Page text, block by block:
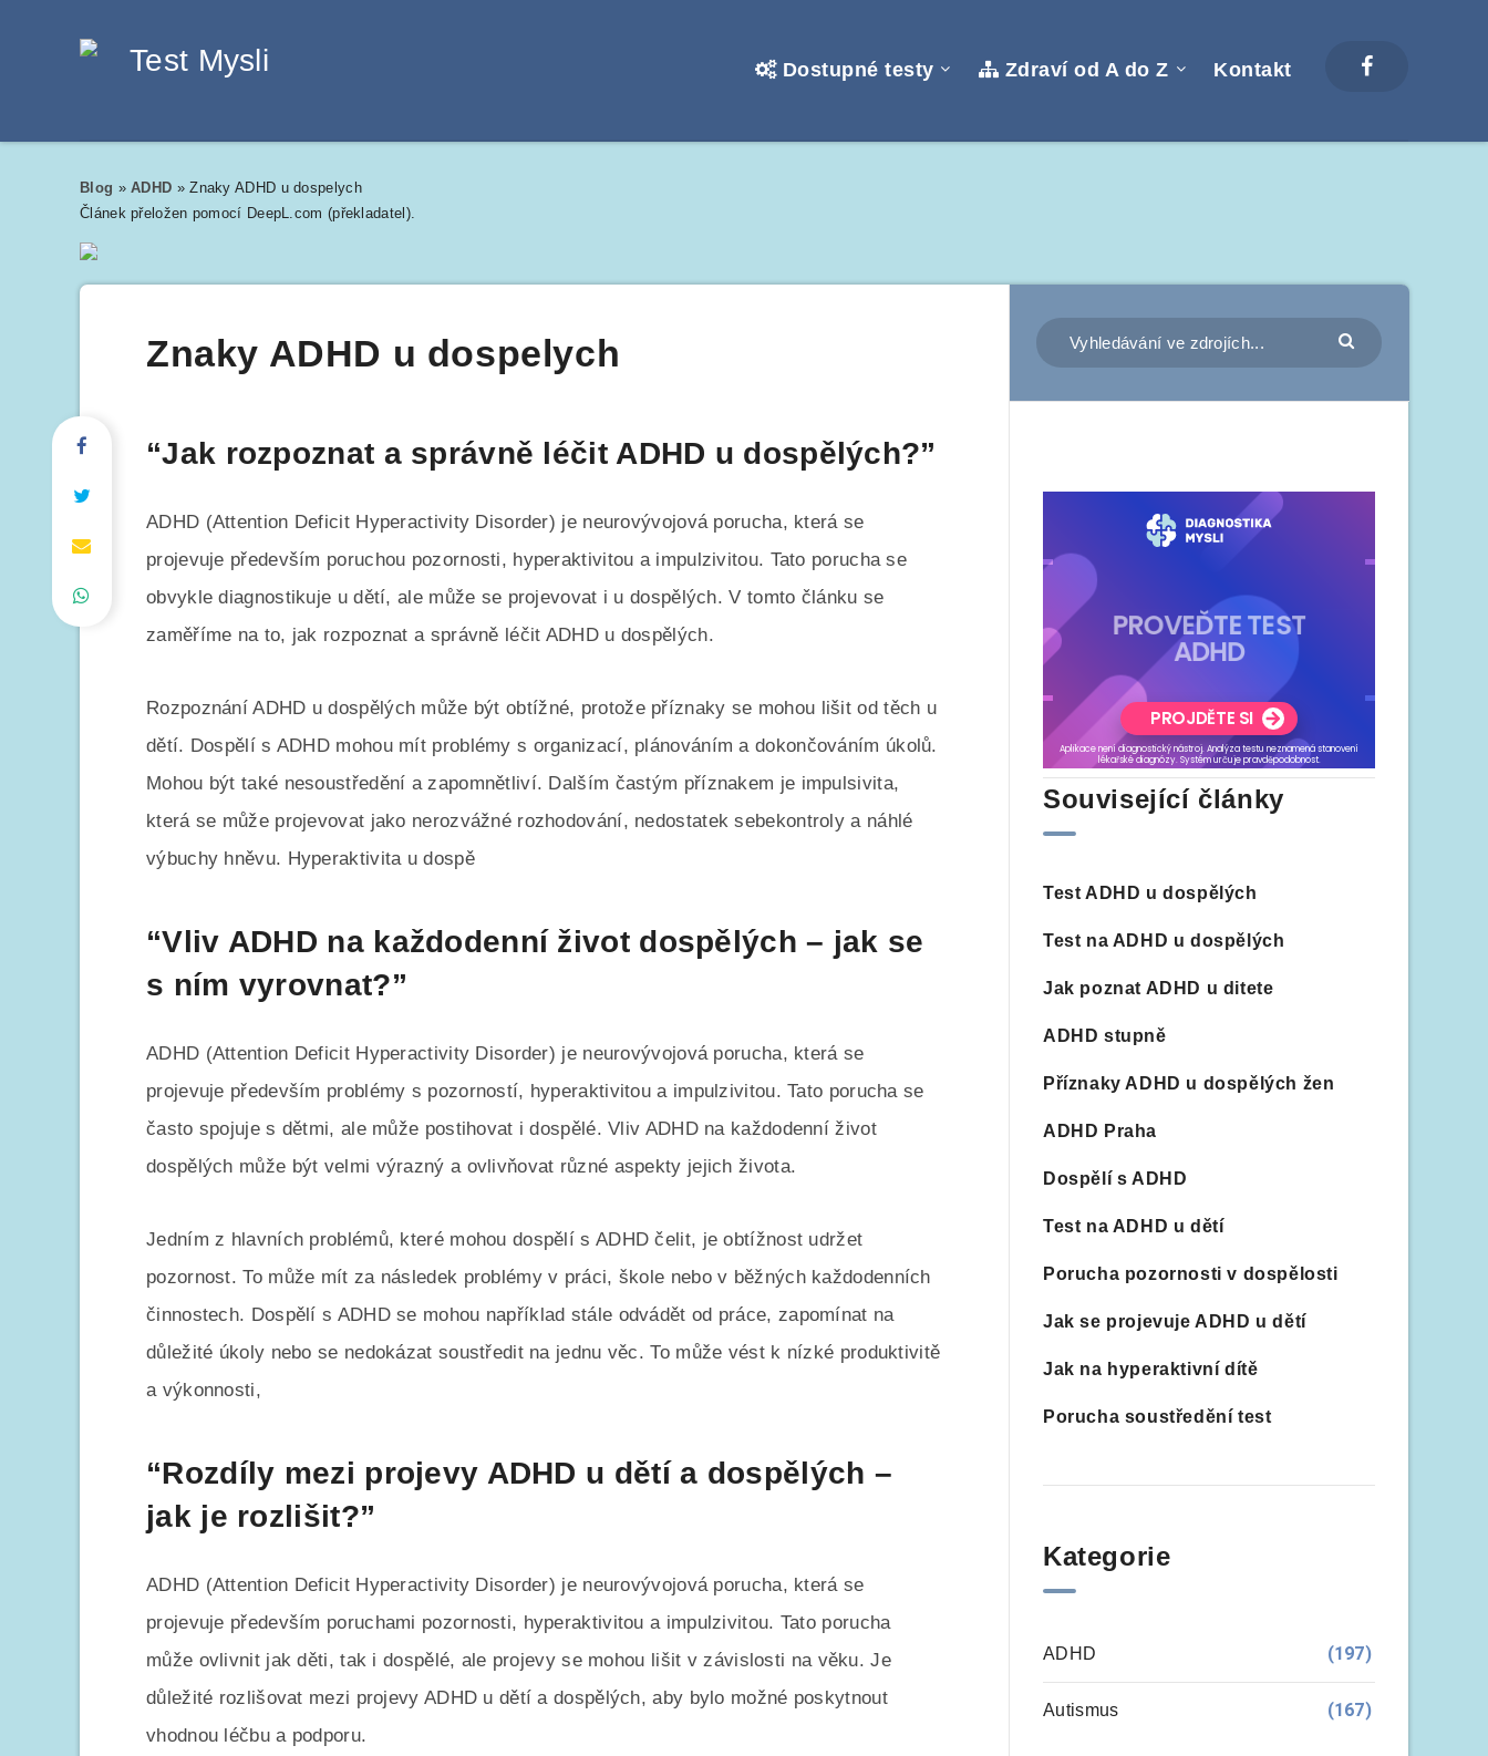
Dostupné testy Zdraví od A do Z Kontakt
Blog »ADHD »Znaky ADHD u dospelych
Článek přeložen pomocí DeepL.com (překladatel).
Znaky ADHD u dospelych
“Jak rozpoznat a správně léčit ADHD u dospělých?”
ADHD (Attention Deficit Hyperactivity Disorder) je neurovývojová porucha, která se
projevuje především poruchou pozornosti, hyperaktivitou a impulzivitou. Tato porucha se
obvykle diagnostikuje u dětí, ale může se projevovat i u dospělých. V tomto článku se
zaměříme na to, jak rozpoznat a správně léčit ADHD u dospělých.
Rozpoznání ADHD u dospělých může být obtížné, protože příznaky se mohou lišit od těch u
dětí. Dospělí s ADHD mohou mít problémy s organizací, plánováním a dokončováním úkolů.
Mohou být také nesoustředění a zapomnětliví. Dalším častým příznakem je impulsivita,
která se může projevovat jako nerozvážné rozhodování, nedostatek sebekontroly a náhlé
výbuchy hněvu. Hyperaktivita u dospě
“Vliv ADHD na každodenní život dospělých – jak se
s ním vyrovnat?”
ADHD (Attention Deficit Hyperactivity Disorder) je neurovývojová porucha, která se
projevuje především problémy s pozorností, hyperaktivitou a impulzivitou. Tato porucha se
často spojuje s dětmi, ale může postihovat i dospělé. Vliv ADHD na každodenní život
dospělých může být velmi výrazný a ovlivňovat různé aspekty jejich života.
Jedním z hlavních problémů, které mohou dospělí s ADHD čelit, je obtížnost udržet
pozornost. To může mít za následek problémy v práci, škole nebo v běžných každodenních
činnostech. Dospělí s ADHD se mohou například stále odvádět od práce, zapomínat na
důležité úkoly nebo se nedokázat soustředit na jednu věc. To může vést k nízké produktivitě
a výkonnosti,
“Rozdíly mezi projevy ADHD u dětí a dospělých –
jak je rozlišit?”
ADHD (Attention Deficit Hyperactivity Disorder) je neurovývojová porucha, která se
projevuje především poruchami pozornosti, hyperaktivitou a impulzivitou. Tato porucha
může ovlivnit jak děti, tak i dospělé, ale projevy se mohou lišit v závislosti na věku. Je
důležité rozlišovat mezi projevy ADHD u dětí a dospělých, aby bylo možné poskytnout
vhodnou léčbu a podporu.
Související články
Test ADHD u dospělých
Test na ADHD u dospělých
Jak poznat ADHD u ditete
ADHD stupně
Příznaky ADHD u dospělých žen
ADHD Praha
Dospělí s ADHD
Test na ADHD u dětí
Porucha pozornosti v dospělosti
Jak se projevuje ADHD u dětí
Jak na hyperaktivní dítě
Porucha soustředění test
Kategorie
ADHD (197)
Autismus (167)